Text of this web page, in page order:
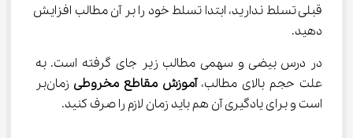
قبلی تسلط ندارید، ابتدا تسلط خود را بر آن مطالب افزایش
دهید.
در درس بیضی و سهمی مطالب زیر جای گرفته است. به
علت حجم بالای مطالب، آموزش مقاطع مخروطی
زمان‌بر
است و برای یادگیری آن هم باید زمان لازم را صرف کنید.